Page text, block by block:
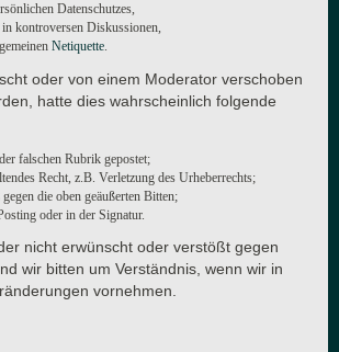
Datenschutzes,
kontroversen Diskussionen,
Netiquette.
oder von einem Moderator verschoben
hatte dies wahrscheinlich folgende
falschen Rubrik gepostet;
Recht, z.B. Verletzung des Urheberrechts;
die oben geäußerten Bitten;
oder in der Signatur.
nicht erwünscht oder verstößt gegen
wir bitten um Verständnis, wenn wir in
vornehmen.